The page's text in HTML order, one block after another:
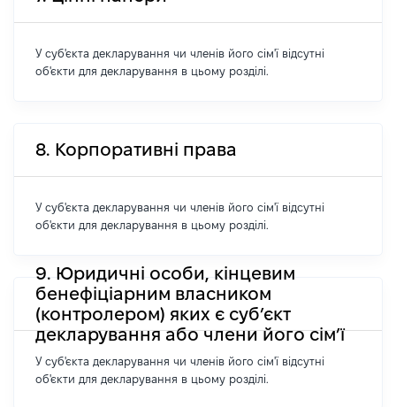
У суб'єкта декларування чи членів його сім'ї відсутні
об'єкти для декларування в цьому розділі.
8. Корпоративні права
У суб'єкта декларування чи членів його сім'ї відсутні
об'єкти для декларування в цьому розділі.
9. Юридичні особи, кінцевим
бенефіціарним власником
(контролером) яких є суб’єкт
декларування або члени його сім’ї
У суб'єкта декларування чи членів його сім'ї відсутні
об'єкти для декларування в цьому розділі.